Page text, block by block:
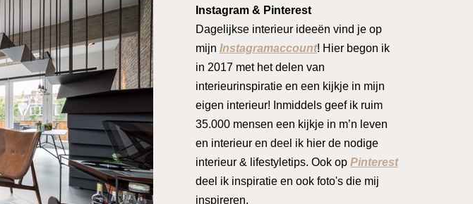
Instagram & Pinterest
Dagelijkse interieur ideeën vind je op
mijn Instagramaccount! Hier begon ik
in 2017 met het delen van
interieurinspiratie en een kijkje in mijn
eigen interieur! Inmiddels geef ik ruim
35.000 mensen een kijkje in m’n leven
en interieur en deel ik hier de nodige
interieur & lifestyletips. Ook op Pinterest
deel ik inspiratie en ook foto's die mij
inspireren.